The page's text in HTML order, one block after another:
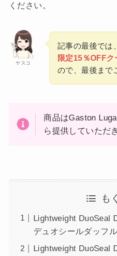
ください。
ヤスコ
記事の最後では、
限定15％OFFク
ので、最後まで
商品はGaston
ら提供していただ
も
Lightweight DuoSeal
デュオシールダッフ
Lightweight DuoSeal